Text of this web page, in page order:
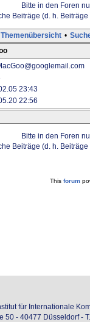
Bitte in den Foren
Beiträge (d. h.
Themenübersicht •
23:43
22:56
Bitte in den Foren
Beiträge (d. h.
This forum
für Internationale
50 - 40477 Düsseldorf -